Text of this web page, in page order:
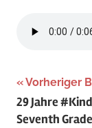
Vorheriger
29 Jahre
Seventh